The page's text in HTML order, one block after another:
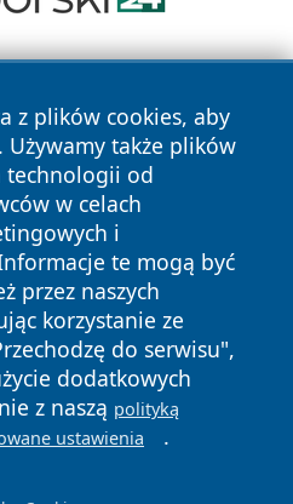
z plików cookies, aby
Używamy także plików
technologii od
w celach
i
te mogą być
przez naszych
korzystanie ze
do serwisu",
dodatkowych
z naszą polityką
ustawienia .
Wszystkie prawa
Polityka
Cookies